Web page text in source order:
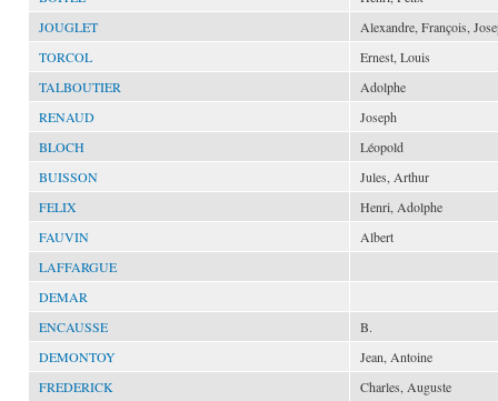
JOUGLET
Alexandre, François,
TORCOL
Ernest, Louis
TALBOUTIER
Adolphe
RENAUD
Joseph
BLOCH
Léopold
BUISSON
Jules, Arthur
FELIX
Henri, Adolphe
FAUVIN
Albert
LAFFARGUE
DEMAR
ENCAUSSE
B.
DEMONTOY
Jean, Antoine
FREDERICK
Charles, Auguste